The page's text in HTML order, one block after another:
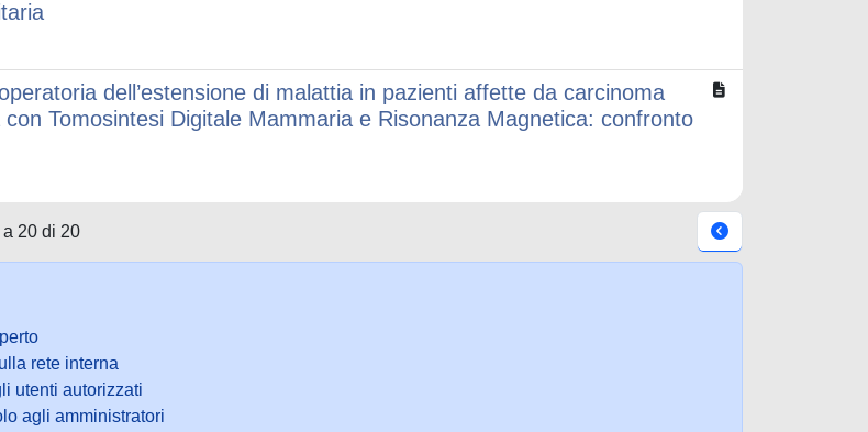
dell’estensione di malattia in pazienti affette da carcinoma
Tomosintesi Digitale Mammaria e Risonanza Magnetica: confronto
a 20 di 20
rete interna
utenti autorizzati
agli amministratori